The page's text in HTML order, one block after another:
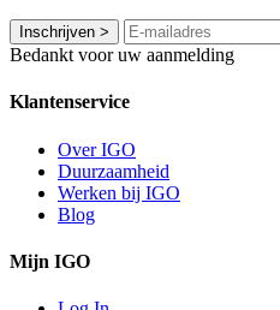
Inschrijven >
Bedankt voor uw aanmelding
Klantenservice
Over IGO
Duurzaamheid
Werken bij IGO
Blog
Mijn IGO